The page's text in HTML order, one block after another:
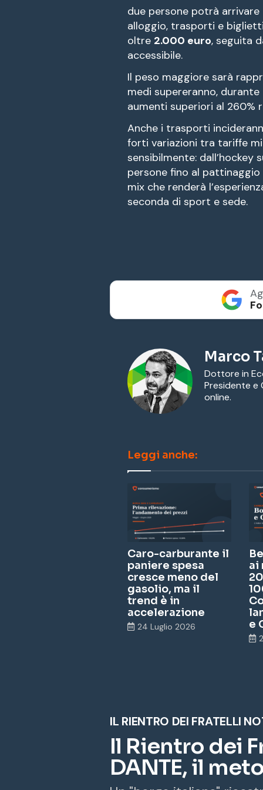
due persone potrà
alloggio, trasporti e
oltre 2.000 euro, seguita
accessibile.
Il peso maggiore sarà
medi supereranno,
aumenti superiori al 260%
Anche i trasporti
forti variazioni tra tariffe
sensibilmente:
persone fino al
mix che renderà
seconda di sport e sede.
Marco
Dottore in
Presidente e
online.
Leggi anche:
Caro-carburante il
paniere spesa
cresce meno del
gasolio, ma il
trend è in
accelerazione
24 Luglio 2026
ai
e